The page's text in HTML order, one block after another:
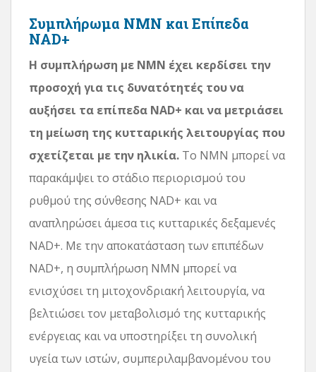
Συμπλήρωμα NMN και Επίπεδα
NAD+
Η συμπλήρωση με NMN έχει κερδίσει την
προσοχή για τις δυνατότητές του να
αυξήσει τα επίπεδα NAD+ και να μετριάσει
τη μείωση της κυτταρικής λειτουργίας που
σχετίζεται με την ηλικία. Το NMN μπορεί να
παρακάμψει το στάδιο περιορισμού του
ρυθμού της σύνθεσης NAD+ και να
αναπληρώσει άμεσα τις κυτταρικές δεξαμενές
NAD+. Με την αποκατάσταση των επιπέδων
NAD+, η συμπλήρωση NMN μπορεί να
ενισχύσει τη μιτοχονδριακή λειτουργία, να
βελτιώσει τον μεταβολισμό της κυτταρικής
ενέργειας και να υποστηρίξει τη συνολική
υγεία των ιστών, συμπεριλαμβανομένου του